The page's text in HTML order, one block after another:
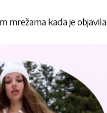
mrežama kada je objavila